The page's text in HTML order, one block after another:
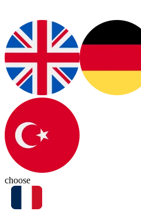
choose